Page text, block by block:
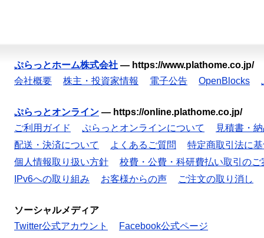
ぷらっとホーム株式会社 — https://www.plathome.co.jp/
会社概要
株主・投資家情報 電子公告 OpenBlocks
ぷらっとオンライン — https://online.plathome.co.jp/
ご利用ガイド
ぷらっとオンラインについて
見積書・
配送・決済について
よくあるご質問
特定商取引法に
個人情報取り扱い方針
校費・公費・科研費払い取引のご
IPv6への取り組み
お客様からの声 ご注文の取り消し
ソーシャルメディア
Twitter公式アカウント
Facebook公式ページ